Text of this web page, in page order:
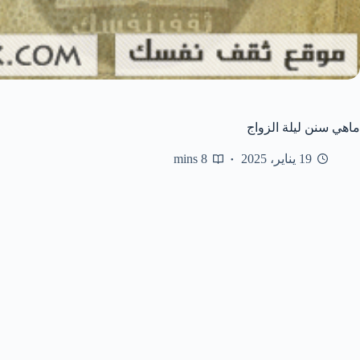
ماهي سنن ليلة الزواج
19 يناير، 2025 8 mins